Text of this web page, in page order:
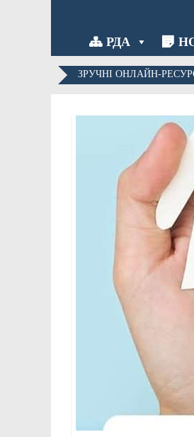
РДА
ЗРУЧНІ ОНЛАЙН-